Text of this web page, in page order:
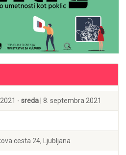
- sreda | 8. septembra 2021
cesta 24, Ljubljana